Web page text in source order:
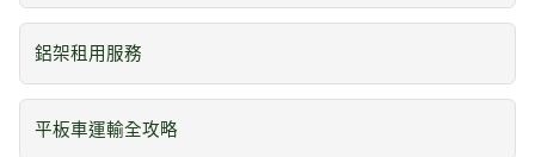
鋁架租用服務
平板車運輸全攻略